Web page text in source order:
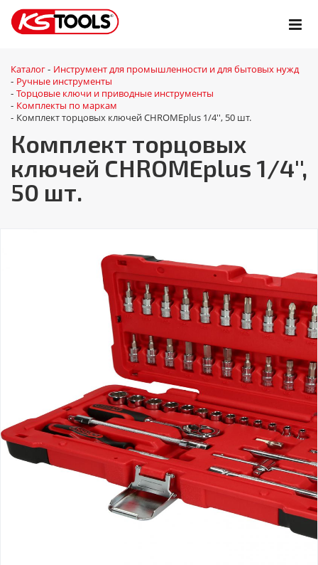
Каталог - Инструмент для промышленности и для бытовых нужд
- Ручные инструменты
- Торцовые ключи и приводные инструменты
- Комплекты по маркам
- Комплект торцовых ключей CHROMEplus 1/4'', 50 шт.
Комплект торцовых
ключей CHROMEplus 1/4'',
50 шт.